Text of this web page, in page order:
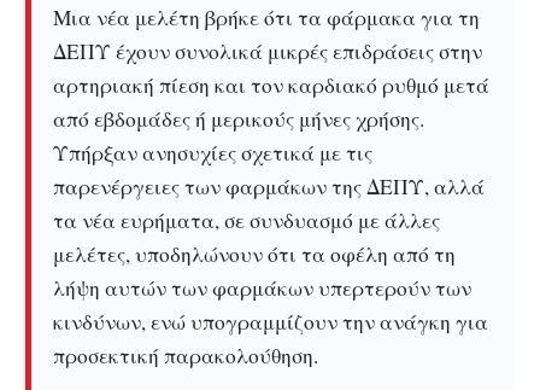
Μια νέα μελέτη βρήκε ότι τα φάρμακα για τη
ΔΕΠΥ έχουν συνολικά μικρές επιδράσεις στην
αρτηριακή πίεση και τον καρδιακό ρυθμό μετά
από εβδομάδες ή μερικούς μήνες χρήσης.
Υπήρξαν ανησυχίες σχετικά με τις
παρενέργειες των φαρμάκων της ΔΕΠΥ, αλλά
τα νέα ευρήματα, σε συνδυασμό με άλλες
μελέτες, υποδηλώνουν ότι τα οφέλη από τη
λήψη αυτών των φαρμάκων υπερτερούν των
κινδύνων, ενώ υπογραμμίζουν την ανάγκη για
προσεκτική παρακολούθηση.